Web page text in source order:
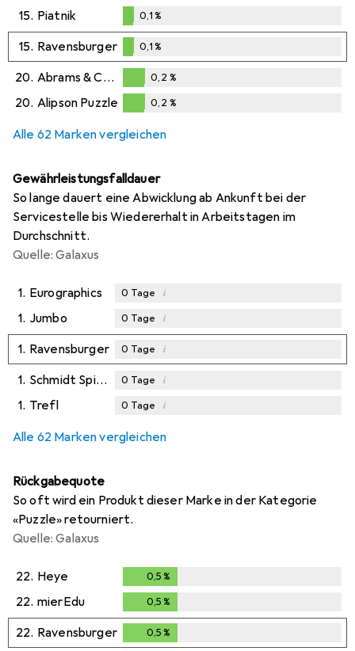
%
15. Piatnik
0,1%
0,1%
15. Ravensburger
0,1%
0,1%
20. Abrams & Chronicle
0,2%
0,2 %
20. Alipson Puzzle 0,2 %
Alle 62 Marken vergleichen
Gewährleistungsfalldauer
So lange dauert eine Abwicklung ab Ankunft bei der
Servicestelle bis Wiedererhalt in Arbeitstagen im
Durchschnitt.
Quelle: Galaxus
1. Eurographics 0 Tage i
1. Jumbo 0 Tage i
1. Ravensburger 0 Tage i
1. Schmidt Spiele 0 Tage i
1. Trefl 0 Tage i
Alle 62 Marken vergleichen
Rückgabequote
So oft wird ein Produkt dieser Marke in der Kategorie
«Puzzle» retourniert.
Quelle: Galaxus
22. Heye 0,5 %
22. mierEdu 0,5 %
22. Ravensburger 0,5 %